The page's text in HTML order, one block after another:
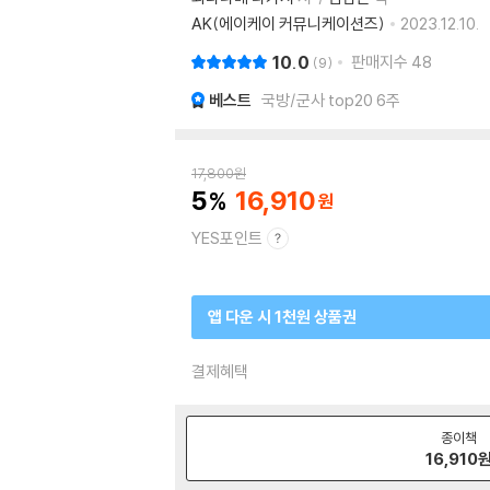
AK(에이케이 커뮤니케이션즈)
2023.12.10.
10.0 9 판매지수 48
베스트 국방/군사 top20 6주
17,800원
5 16,910
YES포인트
앱 다운 시 1천원 상품권
결제혜택
종이책
16,910